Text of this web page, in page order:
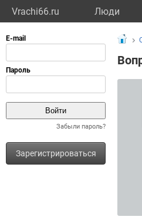
Vrachi66.ru Люди
Забыли пароль?
Зарегистрироваться